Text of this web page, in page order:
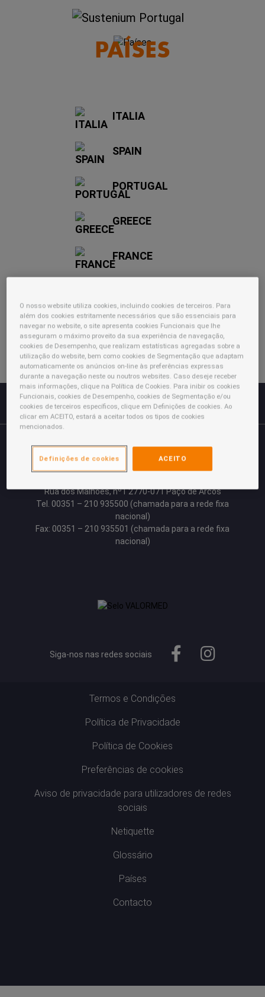
PAÍSES
ITALIA
SPAIN
PORTUGAL
GREECE
FRANCE
LUBEFAR – Produtos Farmacêuticos, Lda
Rua dos Malhões, nº1 2770-071 Paço de Arcos
Tel. 00351 – 210 935500 (chamada para a rede fixa
nacional)
Fax: 00351 – 210 935501 (chamada para a rede fixa
nacional)
Siga-nos nas redes sociais
Termos e Condições
Política de Privacidade
Política de Cookies
Preferências de cookies
Aviso de privacidade para utilizadores de redes
sociais
Netiquette
Glossário
Países
Contacto
O nosso website utiliza cookies, incluindo cookies de terceiros. Para
além dos cookies estritamente necessários que são essenciais para
navegar no website, o site apresenta cookies Funcionais que lhe
asseguram o máximo proveito da sua experiência de navegação,
cookies de Desempenho, que realizam estatísticas agregadas sobre a
utilização do website, bem como cookies de Segmentação que adaptam
automaticamente os anúncios on-line às preferências expressas
durante a navegação neste ou noutros websites. Caso deseje receber
mais informações, clique na Política de Cookies. Para inibir os cookies
Funcionais, cookies de Desempenho, cookies de Segmentação e/ou
cookies de terceiros específicos, clique em Definições de cookies. Ao
clicar em ACEITO, estará a aceitar todos os tipos de cookies
mencionados.
ACEITO
Definições de cookies